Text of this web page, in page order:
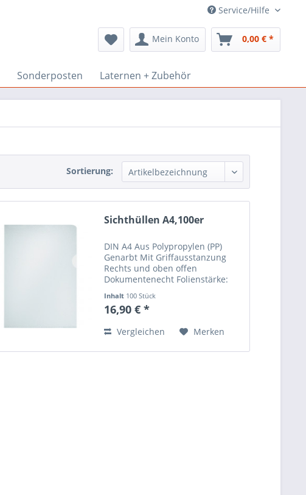
Service/Hilfe
Mein Konto 0,00 € *
Sonderposten Laternen + Zubehör
Sortierung:
Sichthüllen A4,100er
DIN A4 Aus Polypropylen (PP)
Genarbt Mit Griffausstanzung
Rechts und oben offen
Dokumentenecht Folienstärke:
Produktsicherheit (GPSR) Name
des Herstellers: Mustermann
Ort: Musterstadt...
Inhalt 100 Stück
16,90 € *
Vergleichen Merken